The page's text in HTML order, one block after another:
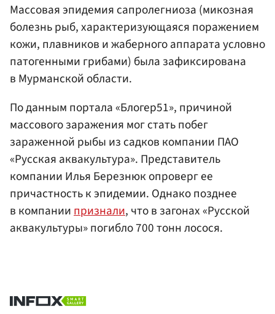
Массовая эпидемия сапролегниоза (микозная
болезнь рыб, характеризующаяся поражением
кожи, плавников и жаберного аппарата условно
патогенными грибами) была зафиксирована
в Мурманской области.
По данным портала «Блогер51», причиной
массового заражения мог стать побег
зараженной рыбы из садков компании ПАО
«Русская аквакультура». Представитель
компании Илья Березнюк опроверг ее
причастность к эпидемии. Однако позднее
в компаниипризнали, что в загонах «Русской
аквакультуры» погибло 700 тонн лосося.